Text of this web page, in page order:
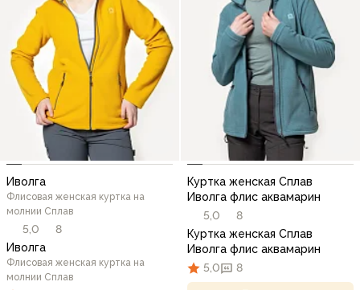
Иволга
Флисовая женская куртка на
молнии Сплав
5,0
8
Иволга
Флисовая женская куртка на
молнии Сплав
Куртка женская Сплав
Иволга флис аквамарин
5,0
8
Куртка женская Сплав
Иволга флис аквамарин
5,0
8